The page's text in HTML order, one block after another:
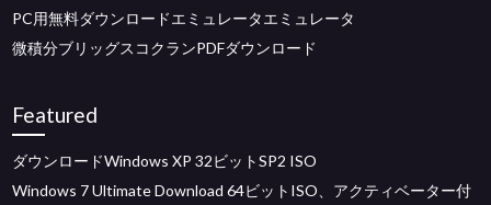
PC用無料ダウンロードエミュレータエミュレータ
微積分ブリッグスコクランPDFダウンロード
Featured
ダウンロードWindows XP 32ビットSP2 ISO
Windows 7 Ultimate Download 64ビットISO、アクティベーター付